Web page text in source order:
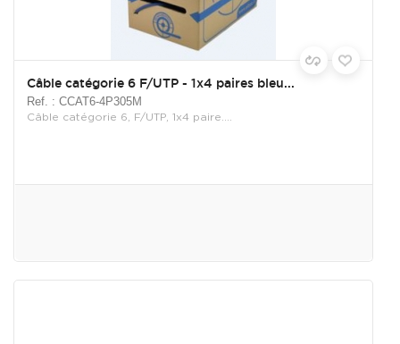
Câble catégorie 6 F/UTP - 1x4 paires bleu...
Ref. : CCAT6-4P305M
Câble catégorie 6, F/UTP, 1x4 paire....